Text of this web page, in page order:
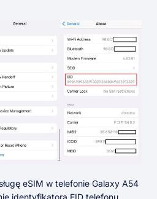
eSIM w telefonie Galaxy A54